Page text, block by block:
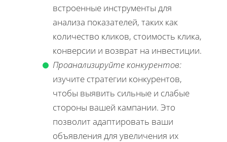
встроенные инструменты для
анализа показателей, таких как
количество кликов, стоимость клика,
конверсии и возврат на инвестиции.
Проанализируйте конкурентов:
изучите стратегии конкурентов,
чтобы выявить сильные и слабые
стороны вашей кампании. Это
позволит адаптировать ваши
объявления для увеличения их